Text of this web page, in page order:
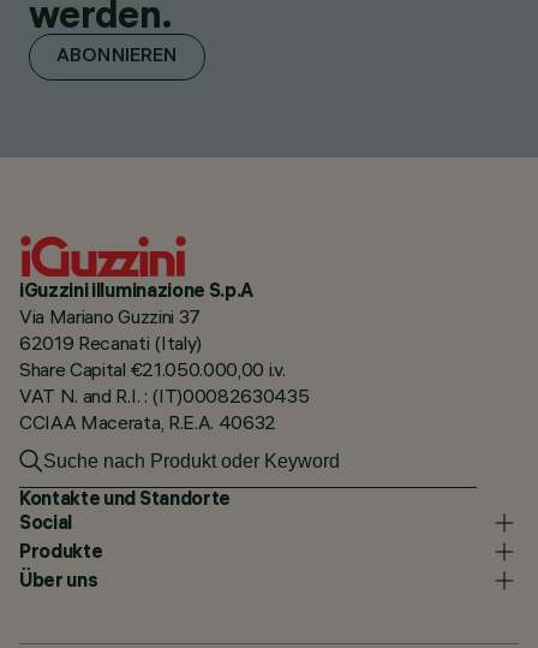
werden.
ABONNIEREN
iGuzzini illuminazione S.p.A
Via Mariano Guzzini 37
62019 Recanati (Italy)
Share Capital €21.050.000,00 i.v.
VAT N. and R.I. : (IT)00082630435
CCIAA Macerata, R.E.A. 40632
Kontakte und Standorte
Social
Produkte
Über uns